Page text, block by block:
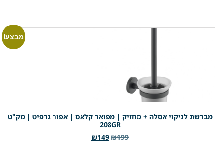
מבצע!
מברשת לניקוי אסלה + מחזיק | מפואר קלאס | אפור גרפיט | מק"ט
208GR
₪199
₪149